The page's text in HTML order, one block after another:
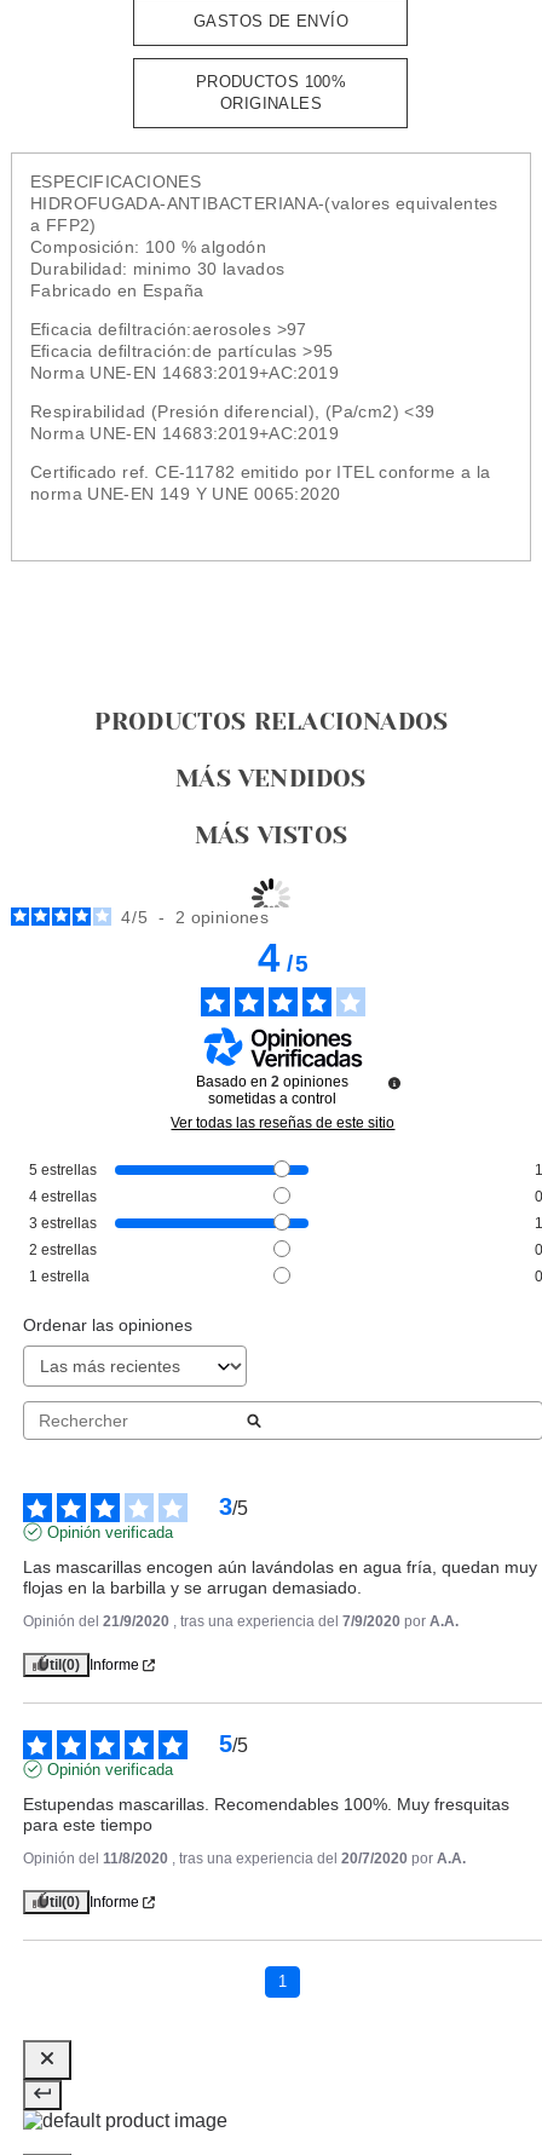
GASTOS DE ENVÍO
PRODUCTOS 100%
ORIGINALES
ESPECIFICACIONES
HIDROFUGADA-ANTIBACTERIANA-(valores equivalentes
a FFP2)
Composición: 100 % algodón
Durabilidad: minimo 30 lavados
Fabricado en España
Eﬁcacia deﬁltración:aerosoles >97
Eﬁcacia deﬁltración:de partículas >95
Norma UNE-EN 14683:2019+AC:2019
Respirabilidad (Presión diferencial), (Pa/cm2) <39
Norma UNE-EN 14683:2019+AC:2019
Certiﬁcado ref. CE-11782 emitido por ITEL conforme a la
norma UNE-EN 149 Y UNE 0065:2020
PRODUCTOS RELACIONADOS
MÁS VENDIDOS
MÁS VISTOS
REPROTECT
REPROTECT R40 KIDS 7-12
AÑOS PRINT EDITION MEMPHIS
MASCARILLA HIGIÉNICA DE 40
USOS LIQUIDACIÓN!!
ULTRA PROTECCIÓN ROSA
Pvr 63.20€
REPROTECT
4/5 - 2 opiniones
4/5
Basado en 2 opiniones
sometidas a control
Ver todas las reseñas de este sitio
5 estrellas
4 estrellas
3 estrellas
2 estrellas
1 estrella
Ordenar las opiniones
3/5
Opinión verificada
Las mascarillas encogen aún lavándolas en agua fría, quedan muy
flojas en la barbilla y se arrugan demasiado.
Opinión del 21/9/2020 , tras una experiencia del 7/9/2020 por A.A.
Útil (0) Informe
5/5
Opinión verificada
Estupendas mascarillas. Recomendables 100%. Muy fresquitas
para este tiempo
Opinión del 11/8/2020 , tras una experiencia del 20/7/2020 por A.A.
Útil (0) Informe
1